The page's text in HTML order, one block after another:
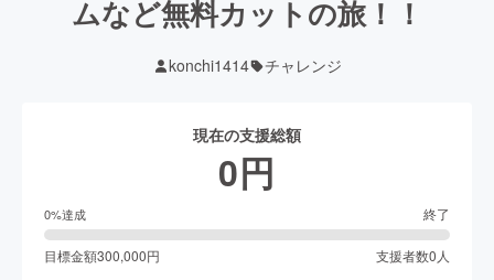
ムなど無料カットの旅！！
konchi1414 チャレンジ
現在の支援総額
0円
0%達成 終了
目標金額300,000円 支援者数0 人